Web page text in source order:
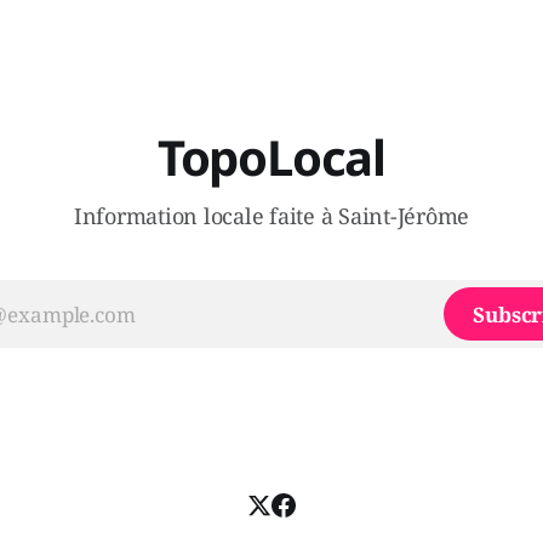
TopoLocal
Information locale faite à Saint-Jérôme